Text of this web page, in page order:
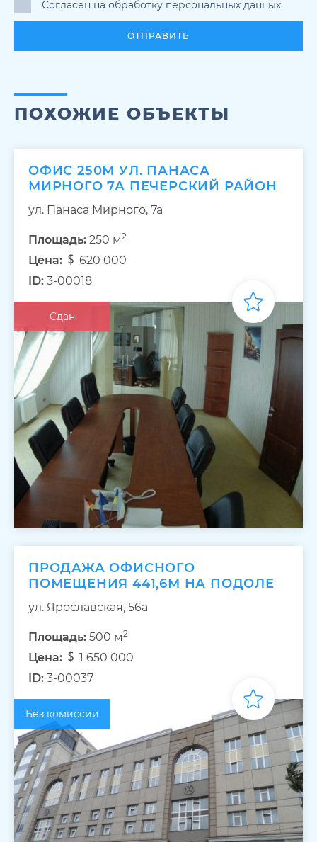
Согласен на обработку персональных данных
ОТПРАВИТЬ
ПОХОЖИЕ ОБЪЕКТЫ
ОФИС 250М УЛ. ПАНАСА
МИРНОГО 7А ПЕЧЕРСКИЙ РАЙОН
ул. Панаса Мирного, 7а
Площадь: 250 м2
Цена:
620 000
ID: 3-00018
Сдан
ПРОДАЖА ОФИСНОГО
ПОМЕЩЕНИЯ 441,6М НА ПОДОЛЕ
ул. Ярославская, 56а
Площадь: 500 м2
Цена:
1 650 000
ID: 3-00037
Без комиссии